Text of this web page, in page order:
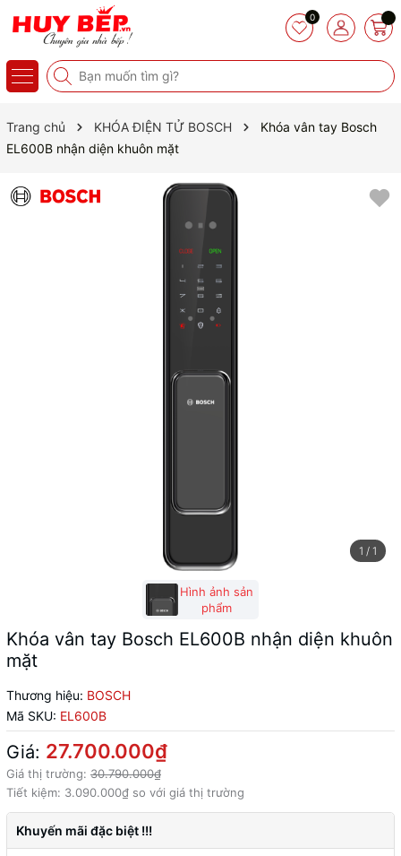
0
Trang chủ KHÓA ĐIỆN TỬ BOSCH
Khóa vân tay Bosch
EL600B nhận diện khuôn mặt
1 / 1
Hình ảnh sản
phẩm
Khóa vân tay Bosch EL600B nhận diện khuôn
mặt
Thương hiệu: BOSCH
Mã SKU: EL600B
Giá: 27.700.000₫
Giá thị trường: 30.790.000₫
Tiết kiệm: 3.090.000₫ so với giá thị trường
Khuyến mãi đặc biệt !!!